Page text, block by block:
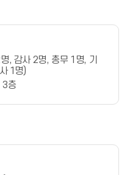
, 감사 2명, 총무 1명, 기
1명)
3층